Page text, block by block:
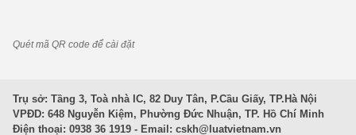
Quét mã QR code để cài đặt
Trụ sở: Tầng 3, Toà nhà IC, 82 Duy Tân, P.Cầu Giấy, TP.Hà Nội
VPĐD: 648 Nguyễn Kiệm, Phường Đức Nhuận, TP. Hồ Chí Minh
Điện thoại: 0938 36 1919 - Email: cskh@luatvietnam.vn